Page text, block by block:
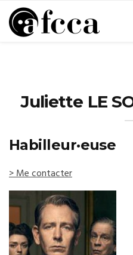
Juliette LE
Habilleur·euse
> Me contacter